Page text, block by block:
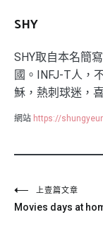
SHY
SHY取自本名簡
國。INFJ-T人，
穌，熱刺球迷，
網站 https://
文
章
上壹篇文章
Movies days at